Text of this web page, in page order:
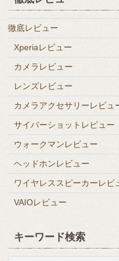
徹底レビュー
Xperiaレビュー
カメラレビュー
レンズレビュー
カメラアクセサリーレビュ
サイバーショットレビュー
ウォークマンレビュー
ヘッドホンレビュー
ワイヤレススピーカーレビ
VAIOレビュー
キーワード検索